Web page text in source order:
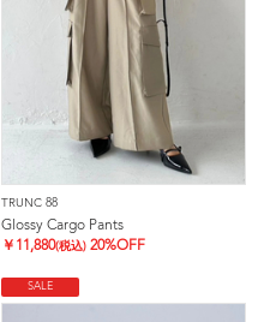
TRUNC 88
Glossy Cargo Pants
￥ 11,880(税込) 20%OFF
SALE